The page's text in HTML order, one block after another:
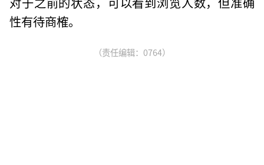
性有待商榷。
（责任编辑：0764）